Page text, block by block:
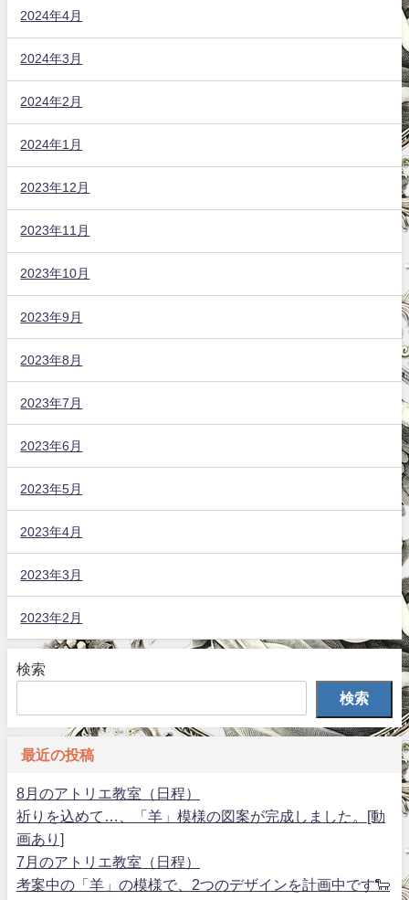
2024年4月
2024年3月
2024年2月
2024年1月
2023年12月
2023年11月
2023年10月
2023年9月
2023年8月
2023年7月
2023年6月
2023年5月
2023年4月
2023年3月
2023年2月
検索
検索
最近の投稿
8月のアトリエ教室（日程）
祈りを込めて…、「羊」模様の図案が完成しました。[動
画あり]
7月のアトリエ教室（日程）
考案中の「羊」の模様で、2つのデザインを計画中です🐑